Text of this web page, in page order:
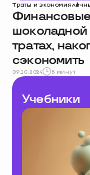
Траты и экономия
шоколадной
тратах,
сэкономить
09.10.2024 8 минут
Учебники